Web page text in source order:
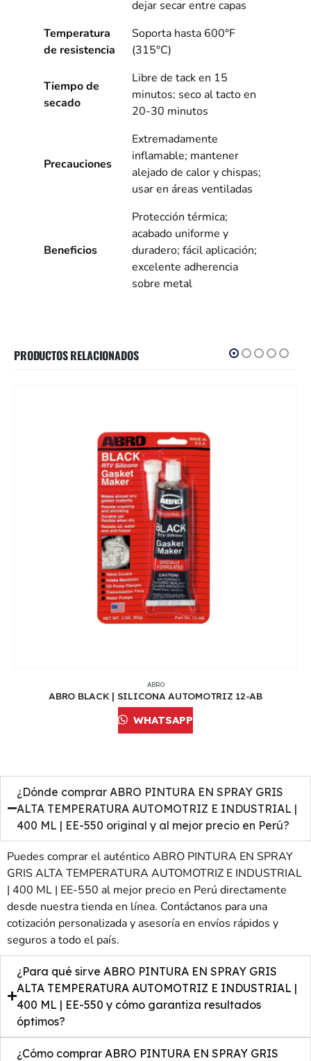
dejar secar entre capas
Temperatura
de resistencia
Soporta hasta 600°F
(315°C)
Tiempo de
secado
Libre de tack en 15
minutos; seco al tacto en
20-30 minutos
Precauciones
Extremadamente
inflamable; mantener
alejado de calor y chispas;
usar en áreas ventiladas
Beneficios
Protección térmica;
acabado uniforme y
duradero; fácil aplicación;
excelente adherencia
sobre metal
PRODUCTOS RELACIONADOS
ABRO
ABRO BLACK | SILICONA AUTOMOTRIZ 12-AB
WHATSAPP
¿Dónde comprar ABRO PINTURA EN SPRAY GRIS
ALTA TEMPERATURA AUTOMOTRIZ E INDUSTRIAL |
400 ML | EE-550 original y al mejor precio en Perú?
Puedes comprar el auténtico ABRO PINTURA EN SPRAY
GRIS ALTA TEMPERATURA AUTOMOTRIZ E INDUSTRIAL
| 400 ML | EE-550 al mejor precio en Perú directamente
desde nuestra tienda en línea. Contáctanos para una
cotización personalizada y asesoría en envíos rápidos y
seguros a todo el país.
¿Para qué sirve ABRO PINTURA EN SPRAY GRIS
ALTA TEMPERATURA AUTOMOTRIZ E INDUSTRIAL |
400 ML | EE-550 y cómo garantiza resultados
óptimos?
¿Cómo comprar ABRO PINTURA EN SPRAY GRIS